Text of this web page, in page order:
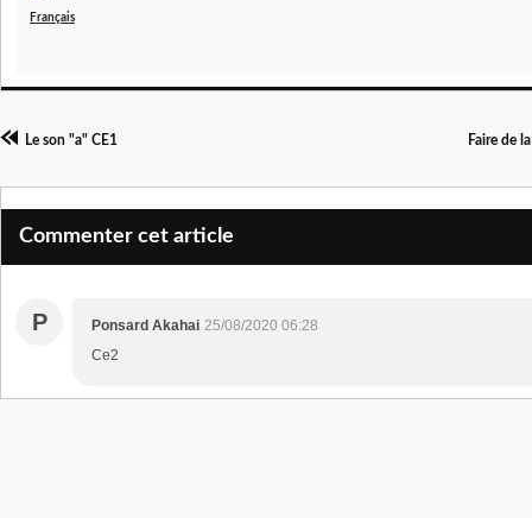
Français
Le son "a" CE1 Faire de
Commenter cet article
P Ponsard Akahai 25/08/2020 06:28
Ce2